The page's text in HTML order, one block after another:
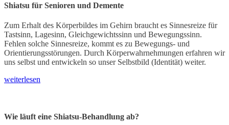
Shiatsu für Senioren und Demente
Zum Erhalt des Körperbildes im Gehirn braucht es Sinnesreize für
Tastsinn, Lagesinn, Gleichgewichtssinn und Bewegungssinn.
Fehlen solche Sinnesreize, kommt es zu Bewegungs- und
Orientierungsstörungen. Durch Körperwahrnehmungen erfahren wir
uns selbst und entwickeln so unser Selbstbild (Identität) weiter.
weiterlesen
Wie läuft eine Shiatsu-Behandlung ab?